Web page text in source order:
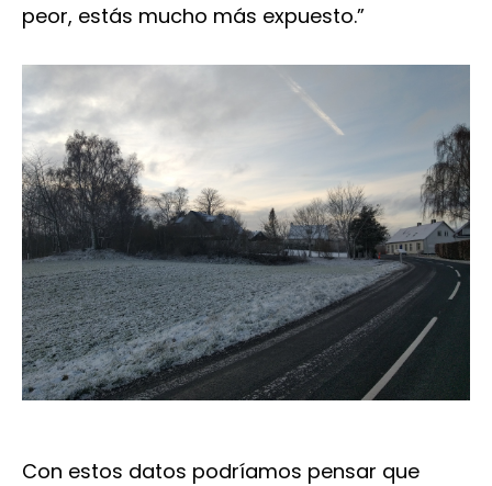
peor, estás mucho más expuesto.”
Con estos datos podríamos pensar que